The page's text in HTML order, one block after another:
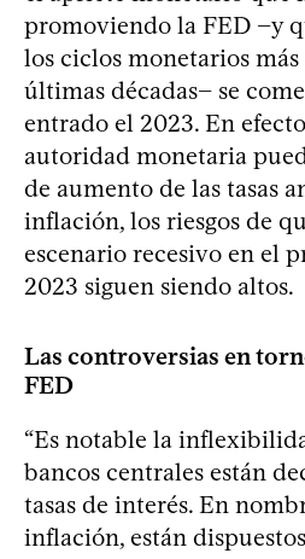
promoviendo la FED −y
los ciclos monetarios
últimas décadas− se
entrado el 2023. En
autoridad monetaria
de aumento de las tasas
inflación, los riesgos de
escenario recesivo en el
2023 siguen siendo altos.
Las controversias en
FED
“Es notable la
bancos centrales están
tasas de interés. En
inflación, están